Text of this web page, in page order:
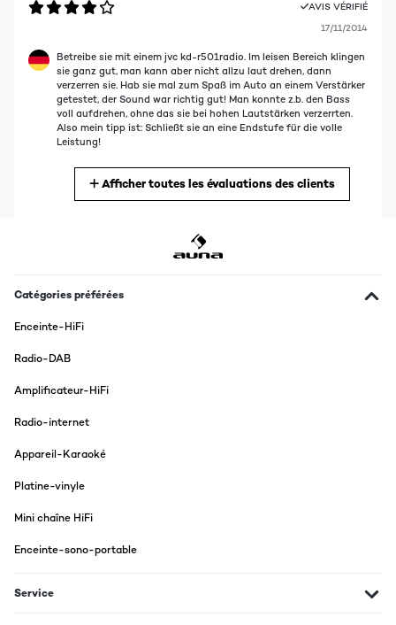
AVIS VÉRIFIÉ
17/11/2014
Betreibe sie mit einem jvc kd-r501radio. Im leisen Bereich klingen
sie ganz gut, man kann aber nicht allzu laut drehen, dann
verzerren sie. Hab sie mal zum Spaß im Auto an einem Verstärker
getestet, der Sound war richtig gut! Man konnte z.b. den Bass
voll aufdrehen, ohne das sie bei hohen Lautstärken verzerrten.
Also mein tipp ist: Schließt sie an eine Endstufe für die volle
Leistung!
Lautsprecher, die man getrost weiterempfehlen kann. Vor allem
von einer Hausmarke erwartet hätte. Da steckt echt Qualität
hinter, die wenigstens einigermaßen bezahlbar ist. Oft genug
was taugt und dafür teuer ohne Ende ist. Hier nicht. Für knapp
gesichert und gebe die erst mal auch nicht mehr her.
Arbeitskollegen haben allesamt sehr teure Lautsprecher in ihren
Afficher toutes les évaluations des clients
Catégories préférées
Enceinte-HiFi
Radio-DAB
Amplificateur-HiFi
Radio-internet
Appareil-Karaoké
Platine-vinyle
Mini chaîne HiFi
Enceinte-sono-portable
Service